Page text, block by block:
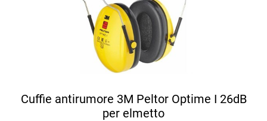
Cuffie antirumore 3M Peltor Optime I 26dB
per elmetto